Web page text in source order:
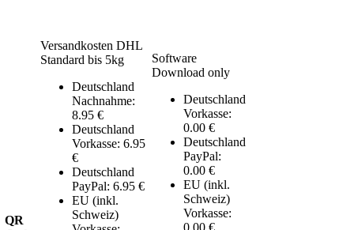
QR
Versandkosten DHL
Standard bis 5kg
Deutschland
Nachnahme:
8.95 €
Deutschland
Vorkasse: 6.95
€
Deutschland
PayPal: 6.95 €
EU (inkl.
Schweiz)
Software
Download only
Deutschland
Vorkasse:
0.00 €
Deutschland
PayPal:
0.00 €
EU (inkl.
Schweiz)
Vorkasse:
0.00 €